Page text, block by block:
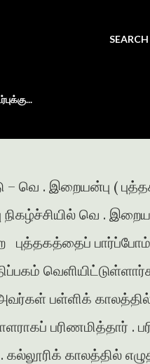
SEARCH
வெ . இறையன்பு (
நிகழ்ச்சியில் வெ .
புத்தகத்தைப்
பள்ளிக்
பரிணமித்தார் .
காலத்தில்